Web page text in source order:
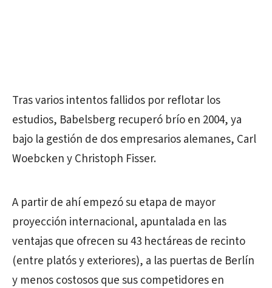
Tras varios intentos fallidos por reflotar los
estudios, Babelsberg recuperó brío en 2004, ya
bajo la gestión de dos empresarios alemanes, Carl
Woebcken y Christoph Fisser.
A partir de ahí empezó su etapa de mayor
proyección internacional, apuntalada en las
ventajas que ofrecen su 43 hectáreas de recinto
(entre platós y exteriores), a las puertas de Berlín
y menos costosos que sus competidores en